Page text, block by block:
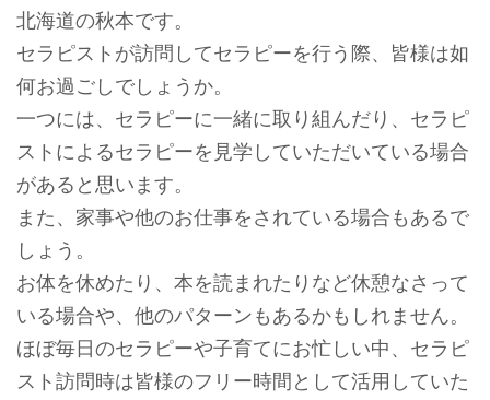
北海道の秋本です。
セラピストが訪問してセラピーを行う際、皆様は如
何お過ごしでしょうか。
一つには、セラピーに一緒に取り組んだり、セラピ
ストによるセラピーを見学していただいている場合
があると思います。
また、家事や他のお仕事をされている場合もあるで
しょう。
お体を休めたり、本を読まれたりなど休憩なさって
いる場合や、他のパターンもあるかもしれません。
ほぼ毎日のセラピーや子育てにお忙しい中、セラピ
スト訪問時は皆様のフリー時間として活用していた